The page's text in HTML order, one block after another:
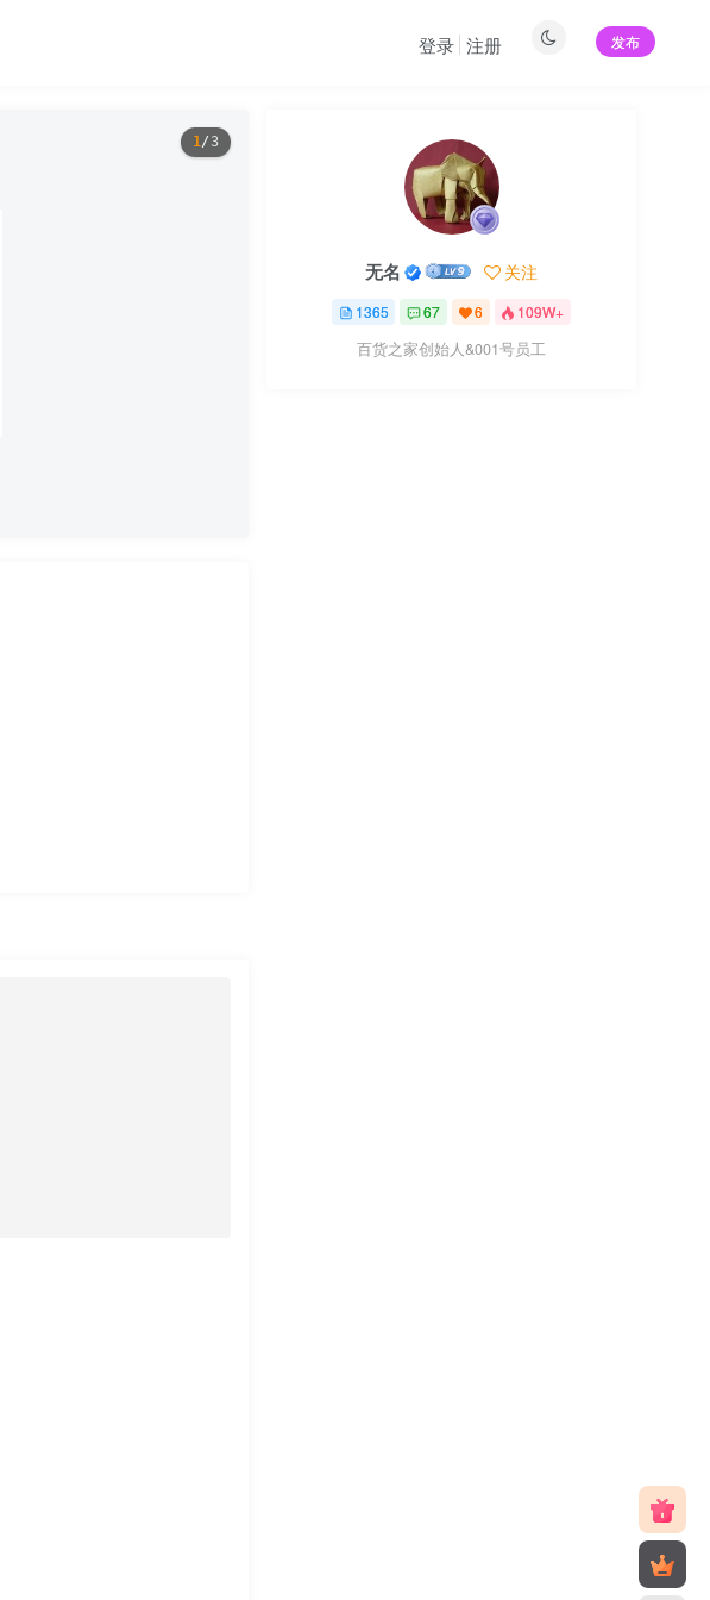
发布
登录 注册
1 / 3
无名 关注
1365 67 6 109W+
百货之家创始人&001号员工